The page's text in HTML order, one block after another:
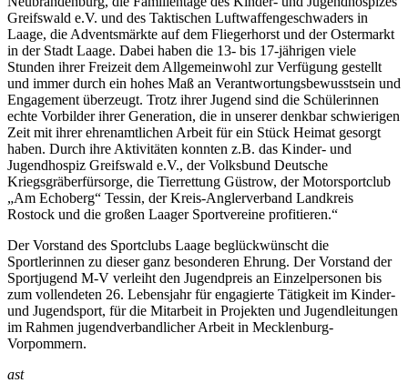
Greifswald e.V. und des Taktischen Luftwaffengeschwaders in
Laage, die Adventsmärkte auf dem Fliegerhorst und der Ostermarkt
in der Stadt Laage. Dabei haben die 13- bis 17-jährigen viele
Stunden ihrer Freizeit dem Allgemeinwohl zur Verfügung gestellt
und immer durch ein hohes Maß an Verantwortungsbewusstsein und
Engagement überzeugt. Trotz ihrer Jugend sind die Schülerinnen
echte Vorbilder ihrer Generation, die in unserer denkbar schwierigen
Zeit mit ihrer ehrenamtlichen Arbeit für ein Stück Heimat gesorgt
haben. Durch ihre Aktivitäten konnten z.B. das Kinder- und
Jugendhospiz Greifswald e.V., der Volksbund Deutsche
Kriegsgräberfürsorge, die Tierrettung Güstrow, der Motorsportclub
„Am Echoberg“ Tessin, der Kreis-Anglerverband Landkreis
Rostock und die großen Laager Sportvereine profitieren.“
Der Vorstand des Sportclubs Laage beglückwünscht die
Sportlerinnen zu dieser ganz besonderen Ehrung. Der Vorstand der
Sportjugend M-V verleiht den Jugendpreis an Einzelpersonen bis
zum vollendeten 26. Lebensjahr für engagierte Tätigkeit im Kinder-
und Jugendsport, für die Mitarbeit in Projekten und Jugendleitungen
im Rahmen jugendverbandlicher Arbeit in Mecklenburg-
Vorpommern.
ast